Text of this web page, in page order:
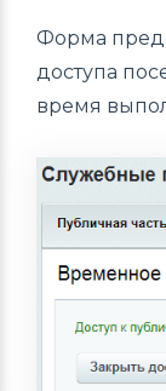
Форма
доступа
время